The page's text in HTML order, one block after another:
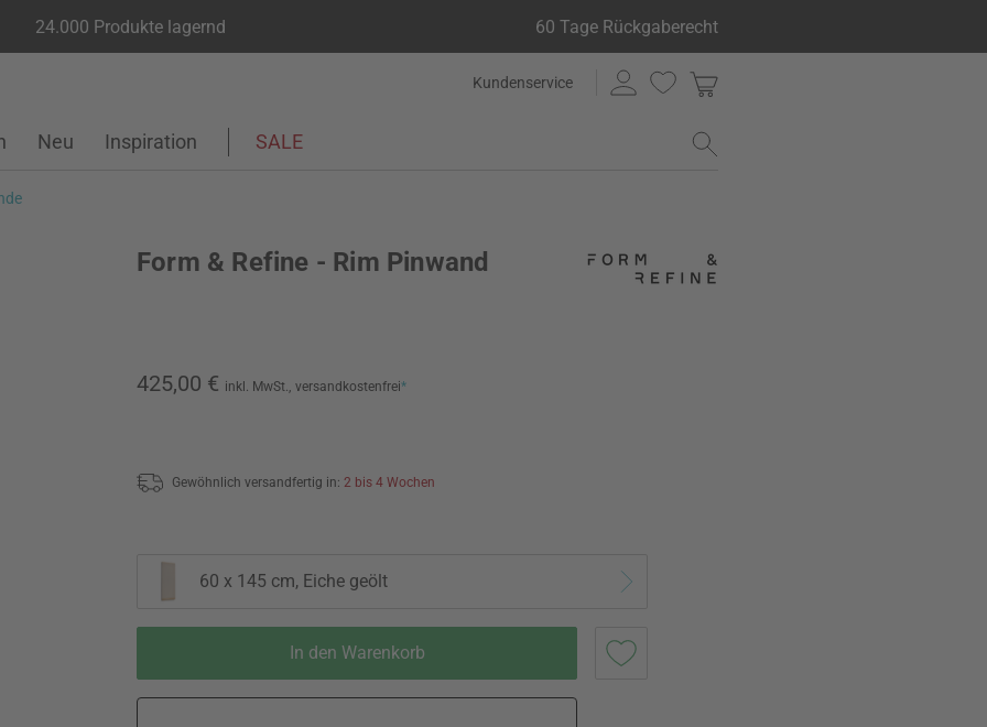
24.000 Produkte lagernd 60 Tage Rückgaberecht
Kundenservice
Neu Inspiration SALE
Form & Refine - Rim Pinwand
425,00 € inkl. MwSt., versandkostenfrei*
Gewöhnlich versandfertig in: 2 bis 4 Wochen
60 x 145 cm, Eiche geölt
In den Warenkorb